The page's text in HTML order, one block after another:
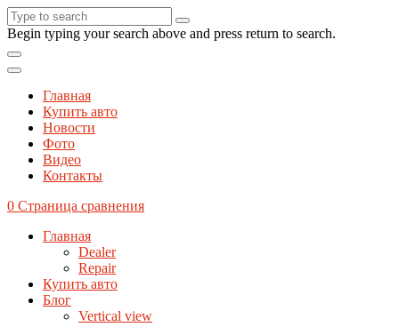
Begin typing your search above and press return to search.
Главная
Купить авто
Новости
Фото
Видео
Контакты
0 Страница сравнения
Главная
Dealer
Repair
Купить авто
Блог
Vertical view